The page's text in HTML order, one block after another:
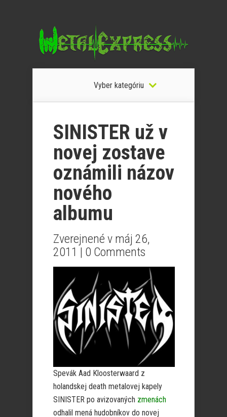
Vyber kategóriu
SINISTER už v
novej zostave
oznámili názov
nového
albumu
Zverejnené v máj 26,
2011 | 0 Comments
Spevák Aad Kloosterwaard z
holandskej death metalovej kapely
SINISTER po avizovaných zmenách
odhalil mená hudobníkov do novej